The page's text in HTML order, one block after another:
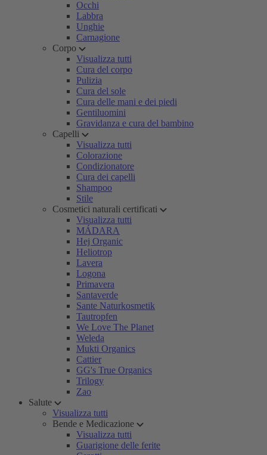
Occhi
Labbra
Unghie
Carnagione
Corpo
Visualizza tutti
Cura del corpo
Pulizia
Cura del sole
Cura delle mani e dei piedi
Gentiluomini
Gravidanza e cura del bambino
Capelli
Visualizza tutti
Colorazione
Condizionatore
Cura dei capelli
Shampoo
Stile
Cosmetici naturali certificati
Visualizza tutti
MÁDARA
Hej Organic
Heliotrop
Lavera
Logona
Primavera
Santaverde
Sante Naturkosmetik
Tautropfen
We Love The Planet
Weleda
Mukti Organics
Cattier
GG's True Organics
Trilogy
Zao
Salute
Visualizza tutti
Bende e Medicazione
Visualizza tutti
Guarigione delle ferite